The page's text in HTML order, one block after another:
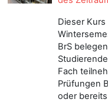
Dieser
BrS
Fach
Prüfungen
oder